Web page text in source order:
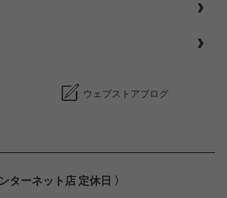
ウェブストアブログ
ンターネット店 定休日 〉